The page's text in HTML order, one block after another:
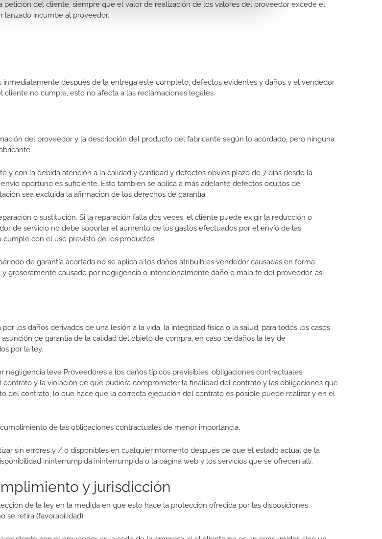
del cliente, siempre que el valor de realización de los valores del proveedor excede el
lanzado incumbe al proveedor.
después de la entrega esté completo, defectos evidentes y daños y el vendedor
no cumple, esto no afecta a las reclamaciones legales.
del proveedor y la descripción del producto del fabricante según lo acordado, pero ninguna
y con la debida atención a la calidad y cantidad y defectos obvios plazo de 7 días desde la
oportuno es suficiente. Esto también se aplica a más adelante defectos ocultos de
sea excluida la afirmación de los derechos de garantía.
o sustitución. Si la reparación falla dos veces, el cliente puede exigir la reducción o
de servicio no debe soportar el aumento de los gastos efectuados por el envío de las
con el uso previsto de los productos.
de garantía acortada no se aplica a los daños atribuibles vendedor causadas en forma
groseramente causado por negligencia o intencionalmente daño o mala fe del proveedor, así
los daños derivados de una lesión a la vida, la integridad física o la salud, para todos los casos
de garantía de la calidad del objeto de compra, en caso de daños la ley de
por la ley.
leve Proveedores a los daños típicos previsibles. obligaciones contractuales
y la violación de que pudiera comprometer la finalidad del contrato y las obligaciones que
del contrato, lo que hace que la correcta ejecución del contrato es posible puede realizar y en el
de las obligaciones contractuales de menor importancia.
sin errores y / o disponibles en cualquier momento después de que el estado actual de la
ininterrumpida ininterrumpida o la página web y los servicios que se ofrecen allí.
y jurisdicción
de la ley en la medida en que esto hace la protección ofrecida por las disposiciones
se retira (favorabilidad).